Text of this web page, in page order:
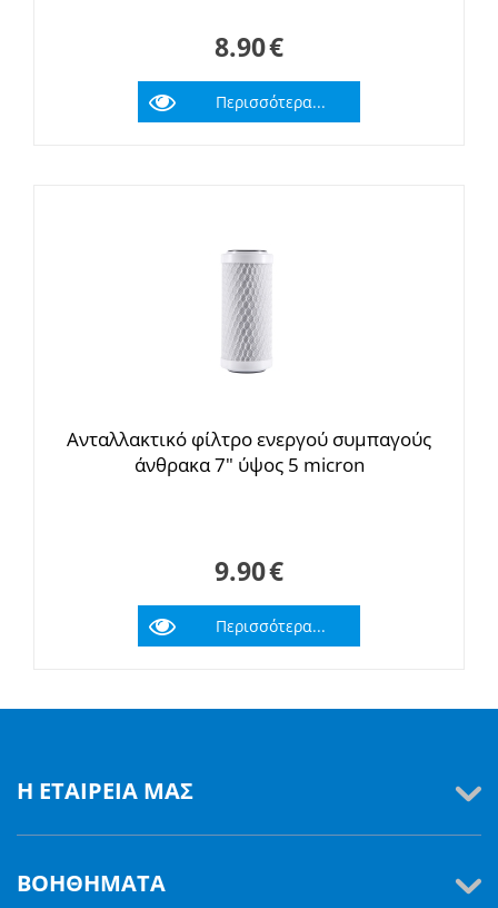
8.90€
Περισσότερα...
Ανταλλακτικό φίλτρο ενεργού συμπαγούς
άνθρακα 7" ύψος 5 micron
9.90€
Περισσότερα...
Η ΕΤΑΙΡΕΊΑ ΜΑΣ
ΒΟΗΘΉΜΑΤΑ